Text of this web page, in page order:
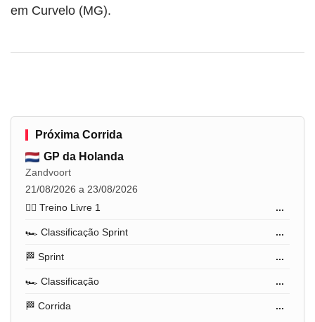
em Curvelo (MG).
Próxima Corrida
GP da Holanda
Zandvoort
21/08/2026 a 23/08/2026
🏋️‍♂️ Treino Livre 1
...
🏎️ Classificação Sprint ...
🏁 Sprint ...
🏎️ Classificação ...
🏁 Corrida ...